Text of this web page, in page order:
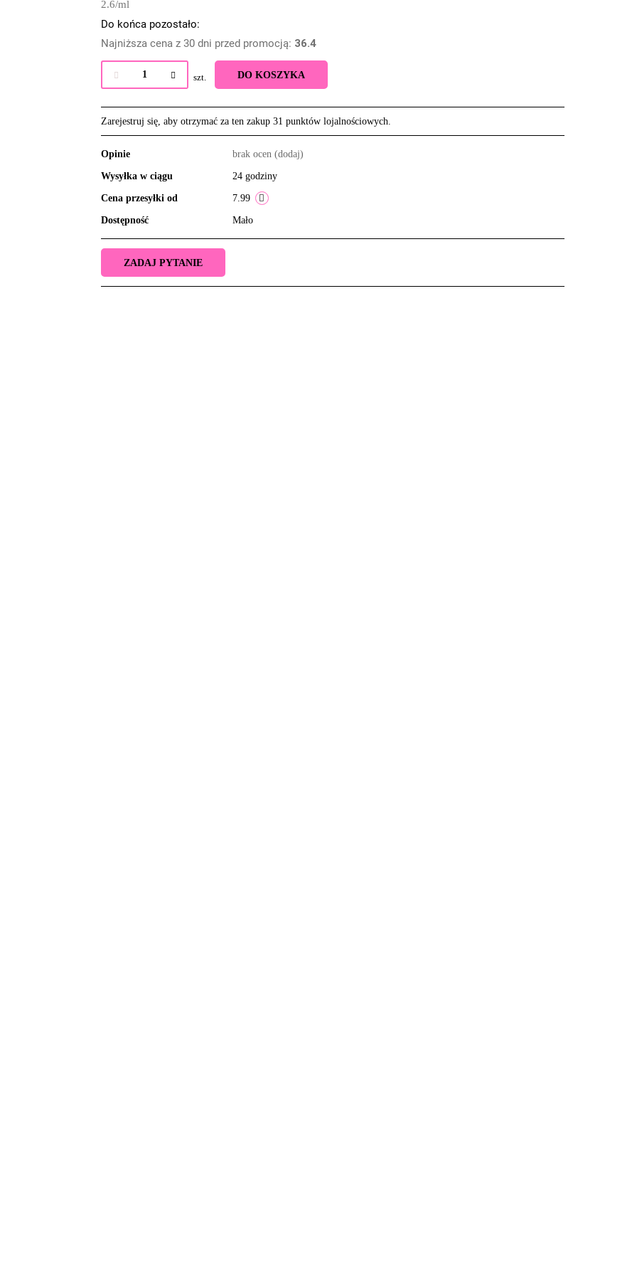
2.6/ml
Do końca pozostało:
Najniższa cena z 30 dni przed promocją: 36.4
szt. DO KOSZYKA
Zarejestruj się, aby otrzymać za ten zakup 31 punktów lojalnościowych.
Opinie brak ocen (dodaj)
Wysyłka w ciągu 24 godziny
Cena przesyłki od 7.99
Dostępność Mało
ZADAJ PYTANIE